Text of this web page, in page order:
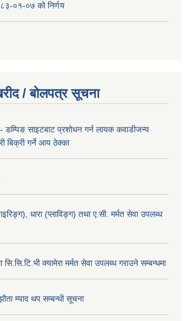
०१-०७ को निर्णय
/ बोलपत्र सूचना
साइटबाट प्रशोधन गर्न लायक कवाडीजन्य
बिक्री गर्ने आय ठेक्का
धारा (प्लाविङ्ग) तथा ए.सी. मर्मत सेवा उपलब्ध
सि.सि.टि.भी क्यामेरा मर्मत सेवा उपलब्ध गराउने सम्बन्धमा
म्याद थप सम्बन्धी सूचना